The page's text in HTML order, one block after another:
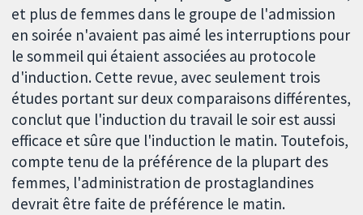
et plus de femmes dans le groupe de l'admission
en soirée n'avaient pas aimé les interruptions pour
le sommeil qui étaient associées au protocole
d'induction. Cette revue, avec seulement trois
études portant sur deux comparaisons différentes,
conclut que l'induction du travail le soir est aussi
efficace et sûre que l'induction le matin. Toutefois,
compte tenu de la préférence de la plupart des
femmes, l'administration de prostaglandines
devrait être faite de préférence le matin.